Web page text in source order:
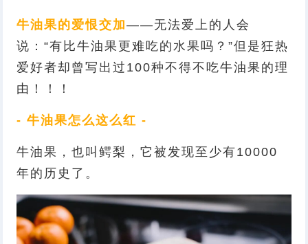
牛油果的爱恨交加——无法爱上的人会
说：“有比牛油果更难吃的水果吗？”但是狂热
爱好者却曾写出过100种不得不吃牛油果的理
由！！！
- 牛油果怎么这么红 -
牛油果，也叫鳄梨，它被发现至少有10000
年的历史了。